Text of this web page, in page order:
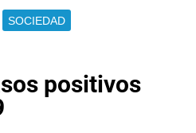
SOCIEDAD
positivos